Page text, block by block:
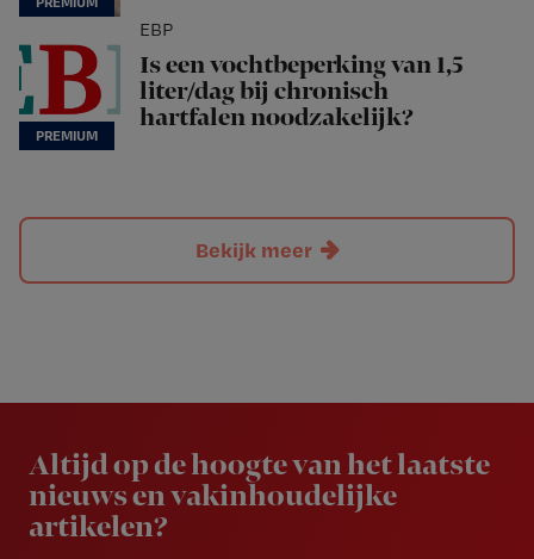
EBP
Is een vochtbeperking van 1,5
liter/dag bij chronisch
hartfalen noodzakelijk?
Bekijk meer
Altijd op de hoogte van het laatste
nieuws en vakinhoudelijke
artikelen?